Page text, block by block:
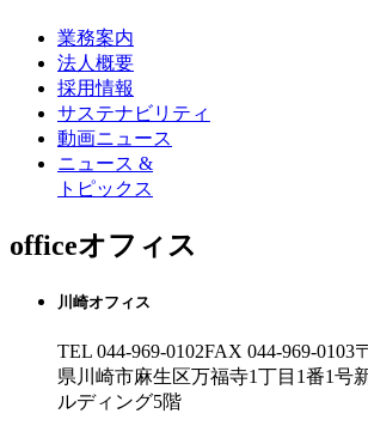
業務案内
法人概要
採用情報
サステナビリティ
動画ニュース
ニュース &
トピックス
officeオフィス
川崎オフィス
TEL 044-969-0102FAX 044-969-0103
県川崎市麻生区万福寺1丁目1番1号
ルディング5階